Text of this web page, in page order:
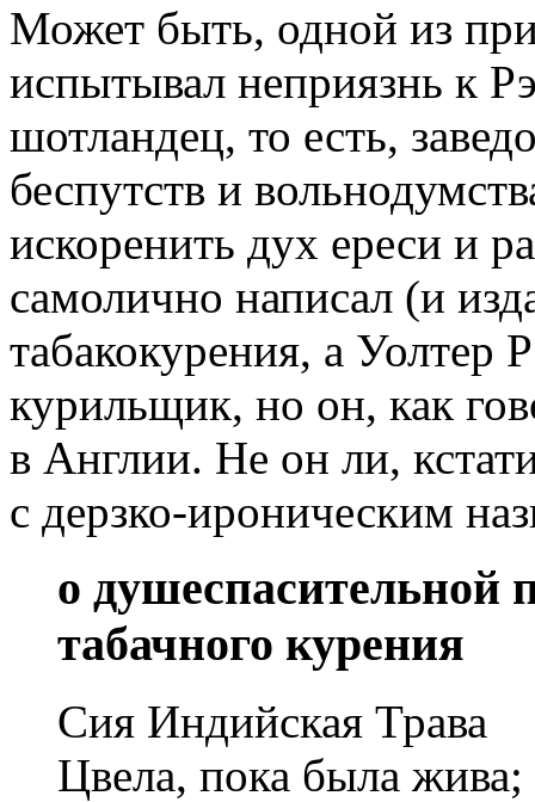
Может быть, одной из
испытывал неприязнь к
шотландец, то есть,
беспутств и
искоренить дух ереси и
самолично написал (и
табакокурения, а Уолтер
курильщик, но он, как
в Англии. Не он ли,
с дерзко-ироническим
о душеспасительной
табачного курения
Сия Индийская Трава
Цвела, пока была жива;